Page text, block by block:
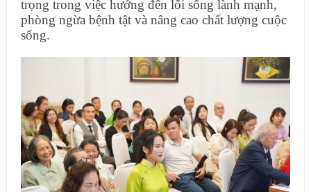
trọng trong việc hướng đến lối sống lành mạnh,
phòng ngừa bệnh tật và nâng cao chất lượng cuộc
sống.